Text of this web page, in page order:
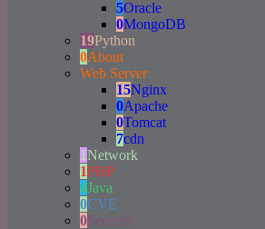
5Oracle
0MongoDB
19Python
0About
Web Server
15Nginx
0Apache
0Tomcat
7cdn
1Network
1PHP
4Java
0CVE
0Security